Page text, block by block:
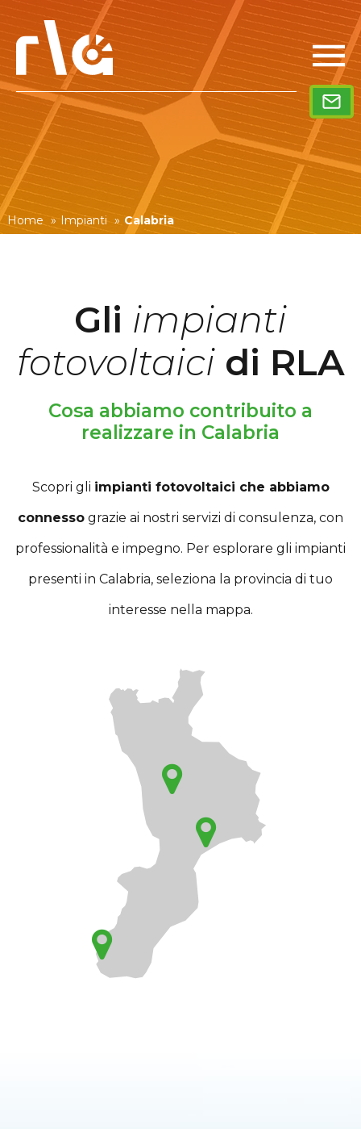
Home » Impianti » Calabria
Gli impianti
fotovoltaicidi RLA
Cosa abbiamo contribuito a
realizzare in Calabria
Scopri gli impianti fotovoltaici che abbiamo
connesso grazie ai nostri servizi di consulenza, con
professionalità e impegno. Per esplorare gli impianti
presenti in Calabria, seleziona la provincia di tuo
interesse nella mappa.